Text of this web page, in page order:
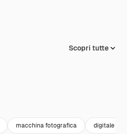
Scopri tutte
macchina fotografica digitale